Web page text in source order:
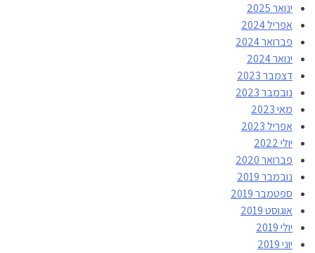
ינואר 2025
אפריל 2024
פברואר 2024
ינואר 2024
דצמבר 2023
נובמבר 2023
מאי 2023
אפריל 2023
יולי 2022
פברואר 2020
נובמבר 2019
ספטמבר 2019
אוגוסט 2019
יולי 2019
יוני 2019